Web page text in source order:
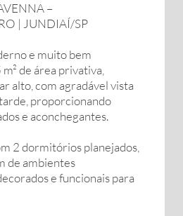
–
| JUNDIAÍ/SP
e muito bem
de área privativa,
alto, com agradável vista
proporcionando
e aconchegantes.
2 dormitórios planejados,
de ambientes
e funcionais para